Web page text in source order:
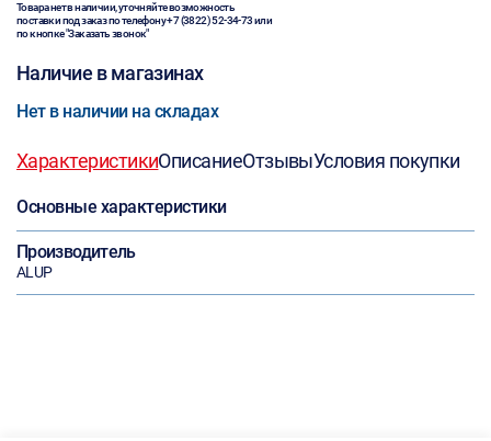
Товара нет в наличии, уточняйте возможность
поставки под заказ по телефону+7 (3822) 52-34-73или
по кнопке "Заказать звонок"
Наличие в магазинах
Нет в наличии на складах
ХарактеристикиОписаниеОтзывыУсловия покупки
Основные характеристики
Производитель
ALUP